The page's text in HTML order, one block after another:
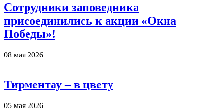
Сотрудники заповедника
присоединились к акции «Окна
Победы»!
08 мая 2026
Тирментау – в цвету
05 мая 2026